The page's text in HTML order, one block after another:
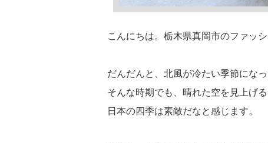
こんにちは。栃木県真岡市のファッ
だんだんと、北風が冷たい季節になっ
そんな時期でも、晴れた空を見上げ
日本の四季は素敵だなと感じます。